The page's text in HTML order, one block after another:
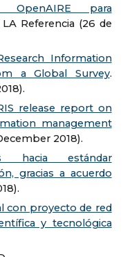
OpenAIRE para
LA Referencia (26 de
Information
a Global Survey.
release report on
management
2018).
hacia estándar
gracias a acuerdo
con proyecto de red
y tecnológica